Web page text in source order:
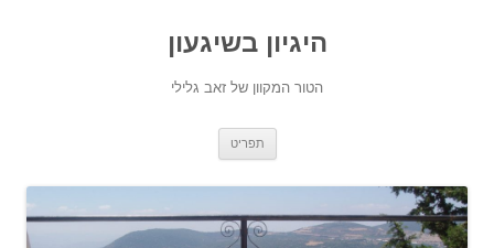
היגיון בשיגעון
הטור המקוון של זאב גלילי
תפריט